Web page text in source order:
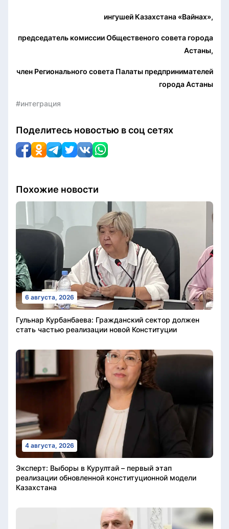
ингушей Казахстана «Вайнах»,
председатель комиссии Общественого совета города
Астаны,
член Регионального совета Палаты предпринимателей
города Астаны
#интеграция
Поделитесь новостью в соц сетях
Похожие новости
6 августа, 2026
Гульнар Курбанбаева: Гражданский сектор должен
стать частью реализации новой Конституции
4 августа, 2026
Эксперт: Выборы в Курултай – первый этап
реализации обновленной конституционной модели
Казахстана